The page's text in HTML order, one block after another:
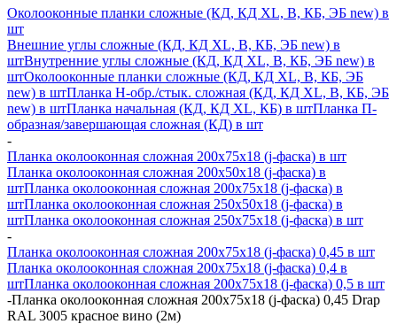
Околооконные планки сложные (КД, КД XL, В, КБ, ЭБ new) в
шт
Внешние углы сложные (КД, КД XL, В, КБ, ЭБ new) в
штВнутренние углы сложные (КД, КД XL, В, КБ, ЭБ new) в
штОколооконные планки сложные (КД, КД XL, В, КБ, ЭБ
new) в штПланка H-обр./стык. сложная (КД, КД XL, В, КБ, ЭБ
new) в штПланка начальная (КД, КД XL, КБ) в штПланка П-
образная/завершающая сложная (КД) в шт
-
Планка околооконная сложная 200х75х18 (j-фаска) в шт
Планка околооконная сложная 200х50х18 (j-фаска) в
штПланка околооконная сложная 200х75х18 (j-фаска) в
штПланка околооконная сложная 250х50х18 (j-фаска) в
штПланка околооконная сложная 250х75х18 (j-фаска) в шт
-
Планка околооконная сложная 200х75х18 (j-фаска) 0,45 в шт
Планка околооконная сложная 200х75х18 (j-фаска) 0,4 в
штПланка околооконная сложная 200х75х18 (j-фаска) 0,5 в шт
-Планка околооконная сложная 200х75х18 (j-фаска) 0,45 Drap
RAL 3005 красное вино (2м)